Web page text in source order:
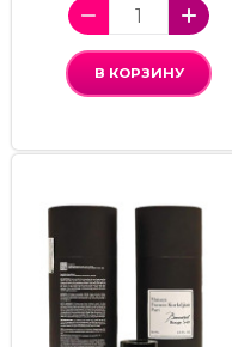
В КОРЗИНУ